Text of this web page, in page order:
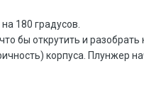
180 градусов.
бы открутить и разобрать
корпуса. Плунжер